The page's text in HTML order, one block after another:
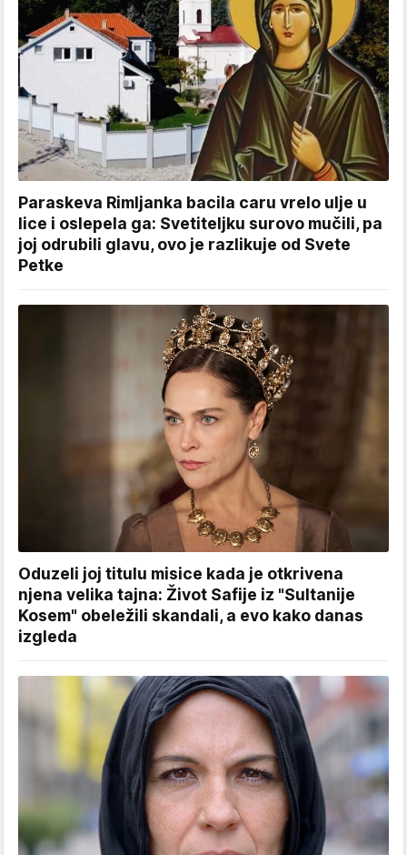
Paraskeva Rimljanka bacila caru vrelo ulje u
lice i oslepela ga: Svetiteljku surovo mučili, pa
joj odrubili glavu, ovo je razlikuje od Svete
Petke
Oduzeli joj titulu misice kada je otkrivena
njena velika tajna: Život Safije iz "Sultanije
Kosem" obeležili skandali, a evo kako danas
izgleda